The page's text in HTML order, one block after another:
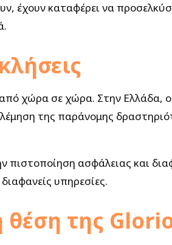
καταφέρει να
χώρα σε χώρα. Στην Ελλάδα,
της παράνομης
πιστοποίηση ασφάλειας και
υπηρεσίες.
θέση της